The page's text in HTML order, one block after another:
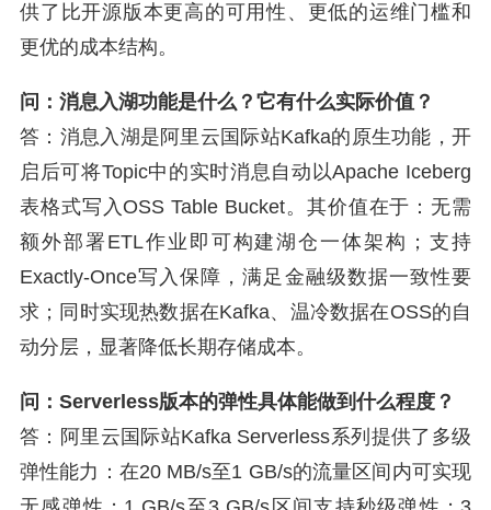
供了比开源版本更高的可用性、更低的运维门槛和
更优的成本结构。
问：消息入湖功能是什么？它有什么实际价值？
答：消息入湖是阿里云国际站Kafka的原生功能，开
启后可将Topic中的实时消息自动以Apache Iceberg
表格式写入OSS Table Bucket。其价值在于：无需
额外部署ETL作业即可构建湖仓一体架构；支持
Exactly-Once写入保障，满足金融级数据一致性要
求；同时实现热数据在Kafka、温冷数据在OSS的自
动分层，显著降低长期存储成本。
问：Serverless版本的弹性具体能做到什么程度？
答：阿里云国际站Kafka Serverless系列提供了多级
弹性能力：在20 MB/s至1 GB/s的流量区间内可实现